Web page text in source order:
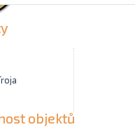
objektů